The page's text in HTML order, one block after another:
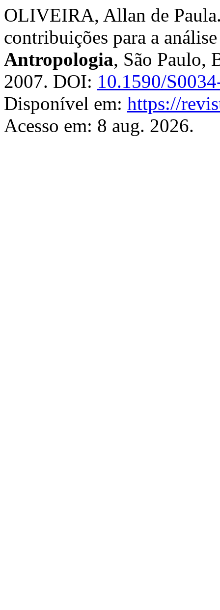
OLIVEIRA, Allan de
contribuições para a
Antropologia, São Paulo,
2007. DOI: 10.1590/
Disponível em: https://
Acesso em: 8 aug. 2026.